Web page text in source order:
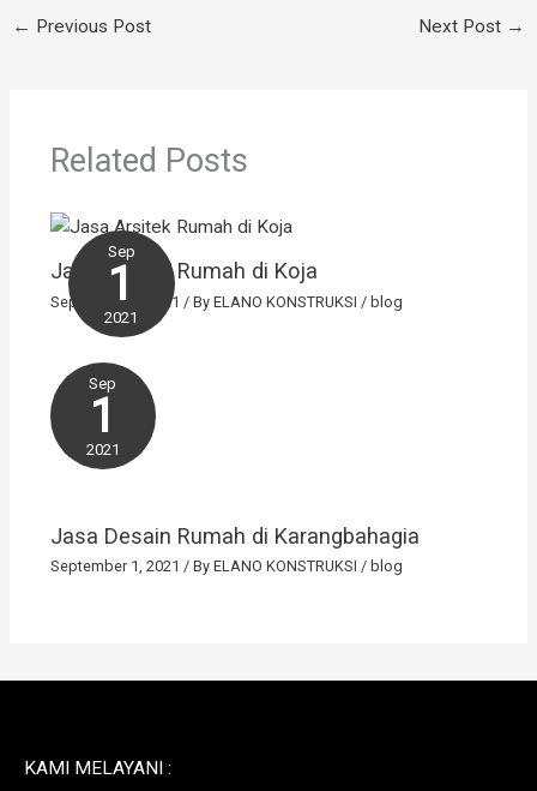
← Previous Post Next Post →
Related Posts
Sep
1
2021
Jasa Arsitek Rumah di Koja
September 1, 2021 / By ELANO KONSTRUKSI / blog
Sep
1
2021
Jasa Desain Rumah di Karangbahagia
September 1, 2021 / By ELANO KONSTRUKSI / blog
KAMI MELAYANI :